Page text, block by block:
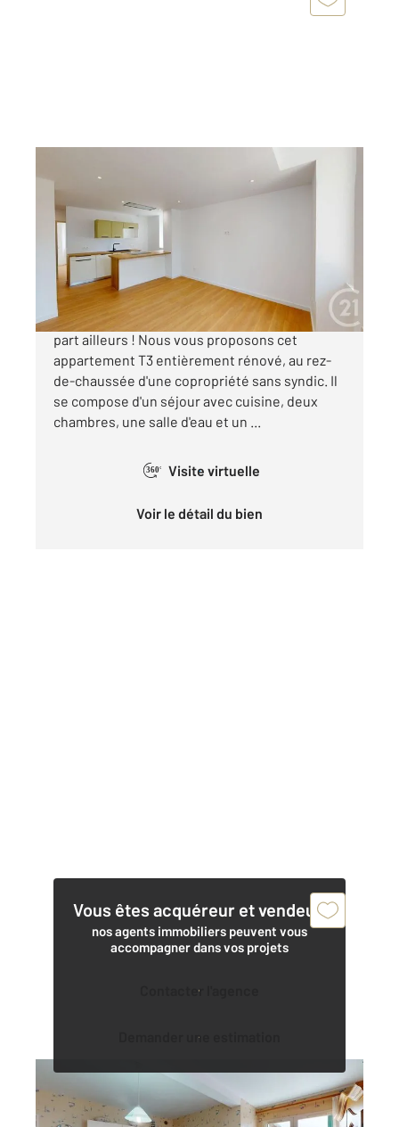
47,94 m
Ref : 1113
Appartement T3 à vendre
242 000 €
Chez CENTURY 21 MDG IMMOBILIER et nulle
part ailleurs ! Nous vous proposons cet
appartement T3 entièrement rénové, au rez-
de-chaussée d'une copropriété sans syndic. Il
se compose d'un séjour avec cuisine, deux
chambres, une salle d'eau et un ...
360° Visite virtuelle
Voir le détail du bien
Vous êtes acquéreur et vendeur,
nos agents immobiliers peuvent vous
accompagner dans vos projets
Contacter l'agence
Demander une estimation
LE CROISIC 44
37,92 m , 2 pièces
Ref : 1073